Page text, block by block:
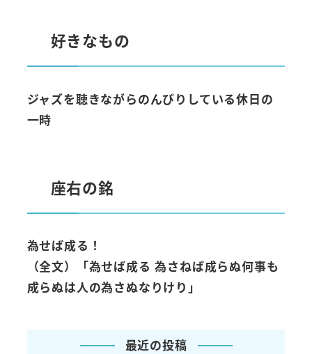
好きなもの
ジャズを聴きながらのんびりしている休日の
一時
座右の銘
為せば成る！
（全文）「為せば成る 為さねば成らぬ何事も
成らぬは人の為さぬなりけり」
最近の投稿